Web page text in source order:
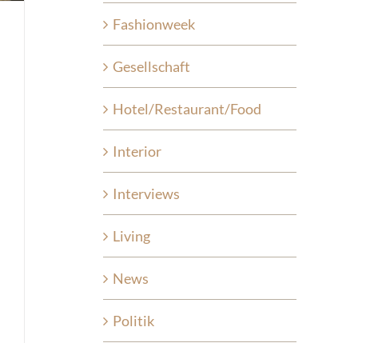
Fashionweek
Gesellschaft
Hotel/Restaurant/Food
Interior
Interviews
Living
News
Politik